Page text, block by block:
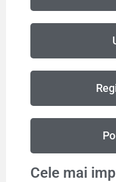
Cele mai